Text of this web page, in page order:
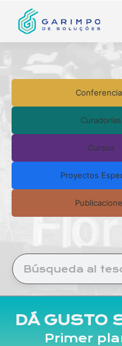
Curadorías
Cursos
Proyectos
DÁ GUSTO
Primer